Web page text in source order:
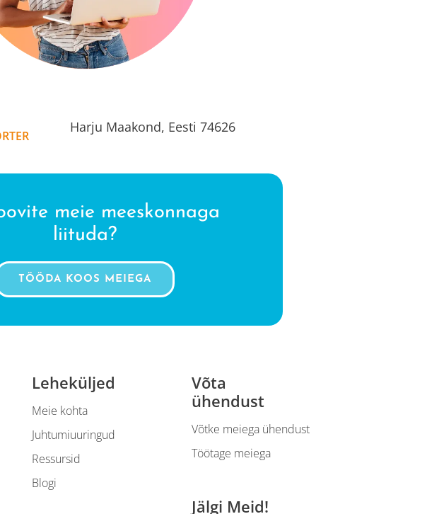
Harju Maakond, Eesti 74626
meie meeskonnaga
liituda?
TÖÖDA KOOS MEIEGA
Leheküljed
Meie kohta
Juhtumiuuringud
Ressursid
Blogi
Võta
ühendust
Võtke meiega ühendust
Töötage meiega
Jälgi Meid!